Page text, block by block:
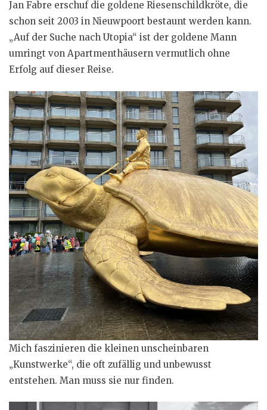
Jan Fabre erschuf die goldene Riesenschildkröte, die
schon seit 2003 in Nieuwpoort bestaunt werden kann.
„Auf der Suche nach Utopia“ ist der goldene Mann
umringt von Apartmenthäusern vermutlich ohne
Erfolg auf dieser Reise.
Mich faszinieren die kleinen unscheinbaren
„Kunstwerke“, die oft zufällig und unbewusst
entstehen. Man muss sie nur finden.